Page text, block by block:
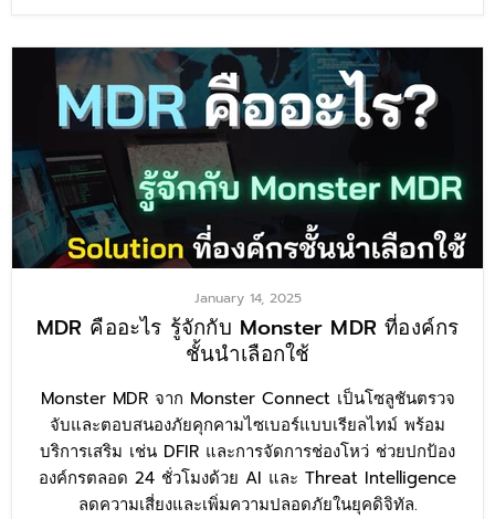
January 14, 2025
MDR คืออะไร รู้จักกับ Monster MDR ที่องค์กร
ชั้นนำเลือกใช้
Monster MDR จาก Monster Connect เป็นโซลูชันตรวจ
จับและตอบสนองภัยคุกคามไซเบอร์แบบเรียลไทม์ พร้อม
บริการเสริม เช่น DFIR และการจัดการช่องโหว่ ช่วยปกป้อง
องค์กรตลอด 24 ชั่วโมงด้วย AI และ Threat Intelligence
ลดความเสี่ยงและเพิ่มความปลอดภัยในยุคดิจิทัล.